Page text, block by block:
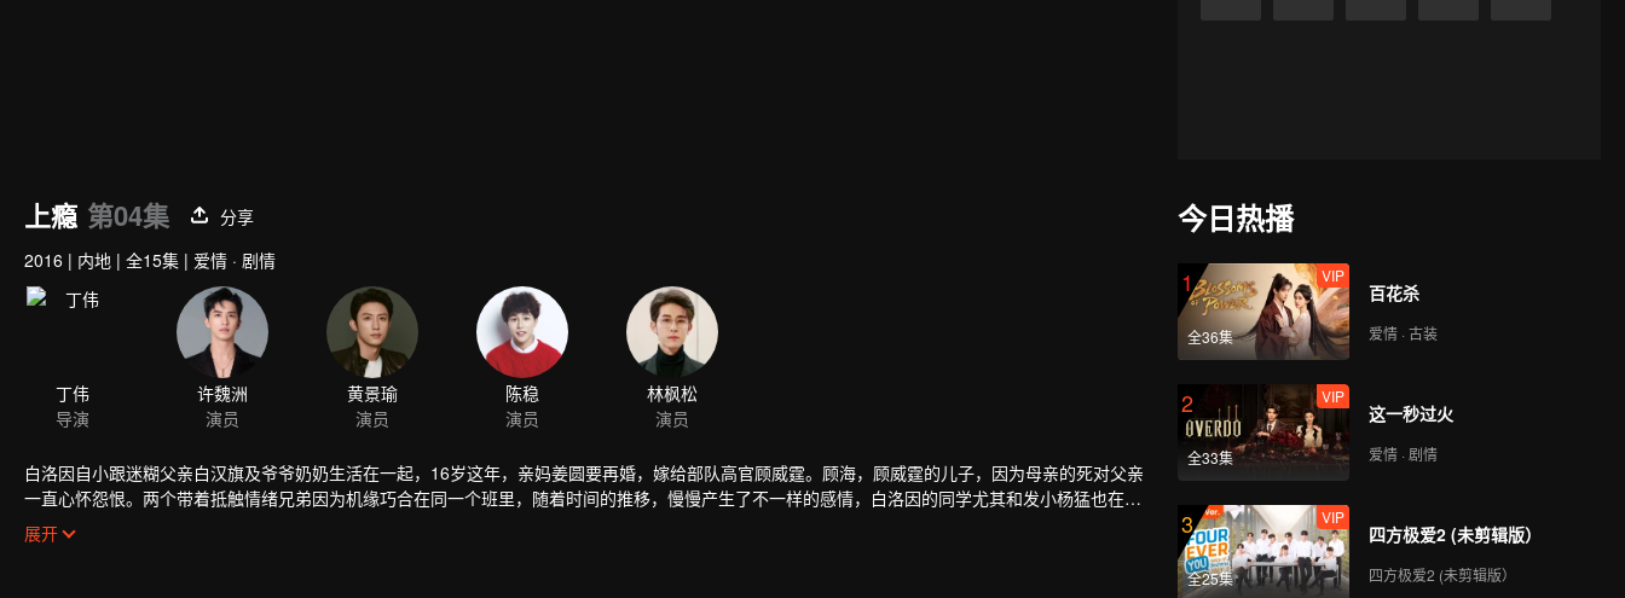
上瘾 第04集
分享
2016 | 内地 | 全15集 | 爱情 · 剧情
丁伟
导演
许魏洲
演员
黄景瑜
演员
陈稳
演员
林枫松
演员
白洛因自小跟迷糊父亲白汉旗及爷爷奶奶生活在一起，16岁这年，亲妈姜圆要再婚，嫁给部队高官顾威霆。顾海，顾威霆的儿子，因为母亲的死对父亲
一直心怀怨恨。两个带着抵触情绪兄弟因为机缘巧合在同一个班里，随着时间的推移，慢慢产生了不一样的感情，白洛因的同学尤其和发小杨猛也在这
段感情中起了不小的作用。
展开
今日热播
1
全36集
VIP
百花杀
爱情 · 古装
2
全33集
VIP
这一秒过火
爱情 · 剧情
3
全25集
VIP
四方极爱2 (未剪辑版）
四方极爱2 (未剪辑版）